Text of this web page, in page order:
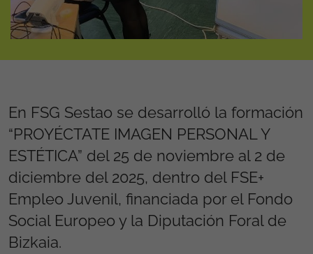
En FSG Sestao se desarrolló la formación
“PROYÉCTATE IMAGEN PERSONAL Y
ESTÉTICA” del 25 de noviembre al 2 de
diciembre del 2025, dentro del FSE+
Empleo Juvenil, financiada por el Fondo
Social Europeo y la Diputación Foral de
Bizkaia.